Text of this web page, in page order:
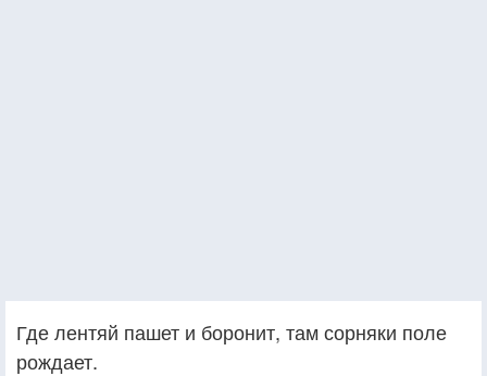
Где лентяй пашет и боронит, там сорняки поле
рождает.